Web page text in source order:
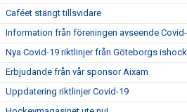
Caféet stängt tillsvidare
Information från föreningen avseende
Nya Covid-19 riktlinjer från Göteborgs
Erbjudande från vår sponsor Aixam
Uppdatering riktlinjer Covid-19